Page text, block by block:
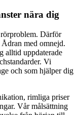
nära dig
Därför
med omnejd.
alltid uppdaterade
Vi
och som hjälper dig
rimliga priser
Vår målsättning